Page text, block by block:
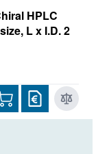
HPLC
L x I.D. 2